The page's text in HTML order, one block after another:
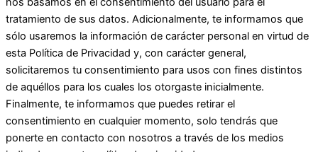
tratamiento de sus datos. Adicionalmente, te informamos que
sólo usaremos la información de carácter personal en virtud de
esta Política de Privacidad y, con carácter general,
solicitaremos tu consentimiento para usos con fines distintos
de aquéllos para los cuales los otorgaste inicialmente.
Finalmente, te informamos que puedes retirar el
consentimiento en cualquier momento, solo tendrás que
ponerte en contacto con nosotros a través de los medios